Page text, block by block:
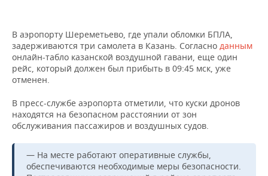
ВОЛЕЙБОЛ
КИБЕРСПОРТ
ФИГУРНОЕ КАТАНИЕ
ВОДНЫЕ ВИДЫ СПОРТА
ХОККЕЙ С МЯЧОМ
ИСТОРИЯ
КУЛЬТУРА
МЕДИЦИНА
ОБРАЗОВАНИЕ
ПРОИСШЕСТВИЯ
СПИСОК ПЕРСОН
СПИСОК КОМПАНИЙ
ПОЛНАЯ ВЕРСИЯ
В аэропорту Шереметьево, где упали обломки БПЛА,
задерживаются три самолета в Казань. Согласно данным
онлайн-табло казанской воздушной гавани, еще один
рейс, который должен был прибыть в 09:45 мск, уже
отменен.
В пресс-службе аэропорта отметили, что куски дронов
находятся на безопасном расстоянии от зон
обслуживания пассажиров и воздушных судов.
— На месте работают оперативные службы,
обеспечиваются необходимые меры безопасности.